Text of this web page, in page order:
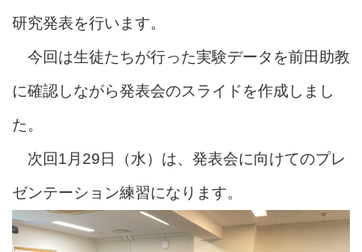
研究発表を行います。
今回は生徒たちが行った実験データを前田助教
に確認しながら発表会のスライドを作成しまし
た。
次回1月29日（水）は、発表会に向けてのプレ
ゼンテーション練習になります。